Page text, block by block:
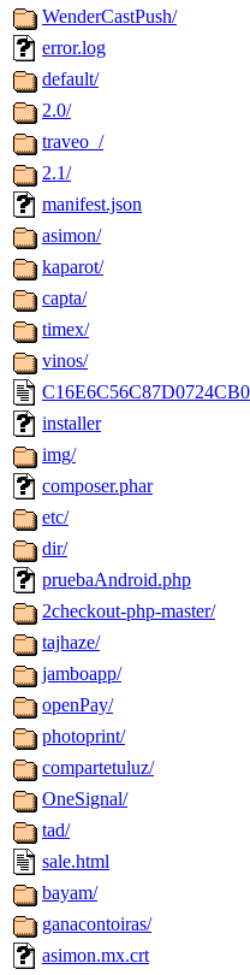
WenderCastPush/
error.log
default/
2.0/
traveo_/
2.1/
manifest.json
asimon/
kaparot/
capta/
timex/
vinos/
installer
img/
composer.phar
etc/
dir/
pruebaAndroid.php
2checkout-php-master/
tajhaze/
jamboapp/
openPay/
photoprint/
compartetuluz/
OneSignal/
tad/
sale.html
bayam/
ganacontoiras/
asimon.mx.crt